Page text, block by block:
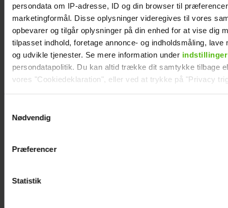
persondata om IP-adresse, ID og din browser til
marketingformål. Disse oplysninger videregives til vores
opbevarer og tilgår oplysninger på din enhed for at vise dig
tilpasset indhold, foretage annonce- og indholdsmåling, lave
og udvikle tjenester. Se mere information under indstillinger
persondatapolitik. Du kan altid trække dit samtykke tilbage
vores "Cookiedeklaration", eller ved at trykke på "Privacy
Vi anvender egne cookies og cookies fra tredjeparter til at
generere statistik og huske dine præferencer samt til brug
Nødvendig
Præferencer
Statistik